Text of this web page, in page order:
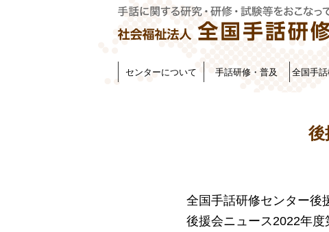
センターについて 手話研修・普及 全国手
後
全国手話研修センター後
後援会ニュース2022年度